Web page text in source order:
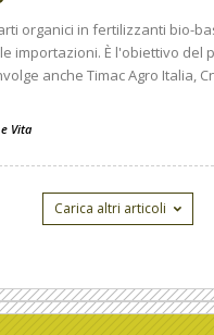
organici in fertilizzanti bio-
importazioni. È l'obiettivo del
anche Timac Agro Italia,
Vita
Carica altri articoli